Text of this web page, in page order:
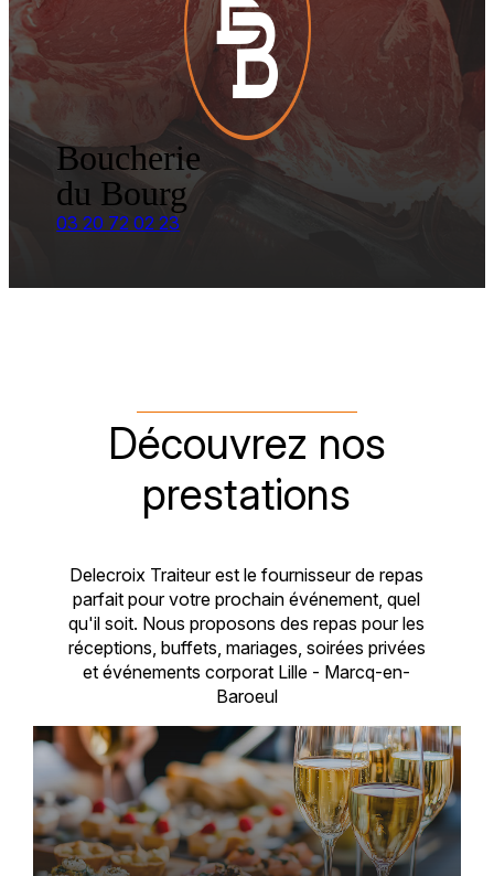
Boucherie
du Bourg
03 20 72 02 23
Découvrez nos
prestations
Delecroix Traiteur est le fournisseur de repas
parfait pour votre prochain événement, quel
qu'il soit. Nous proposons des repas pour les
réceptions, buffets, mariages, soirées privées
et événements corporat Lille - Marcq-en-
Baroeul